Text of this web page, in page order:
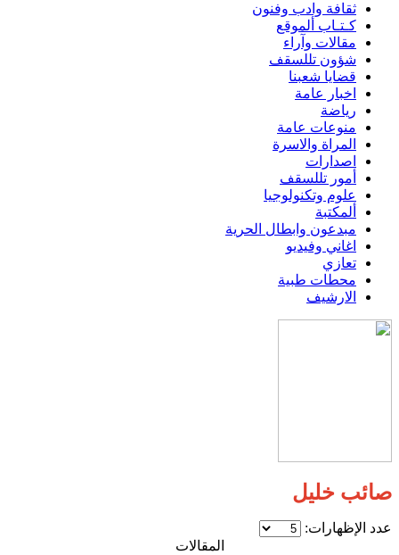
ثقافة وادب وفنون
كـتـاب ألموقع
مقالات وآراء
شؤون تللسقف
قضايا شعبنا
اخبار عامة
رياضة
منوعات عامة
المراة والاسرة
اصدارات
أمور تللسقف
علوم وتكنولوجيا
ألمكتبة
مبدعون وابطال الحرية
اغاني وفيديو
تعازي
محطات طبية
الارشيف
صائب خليل
عدد الإظهارات:
المقالات